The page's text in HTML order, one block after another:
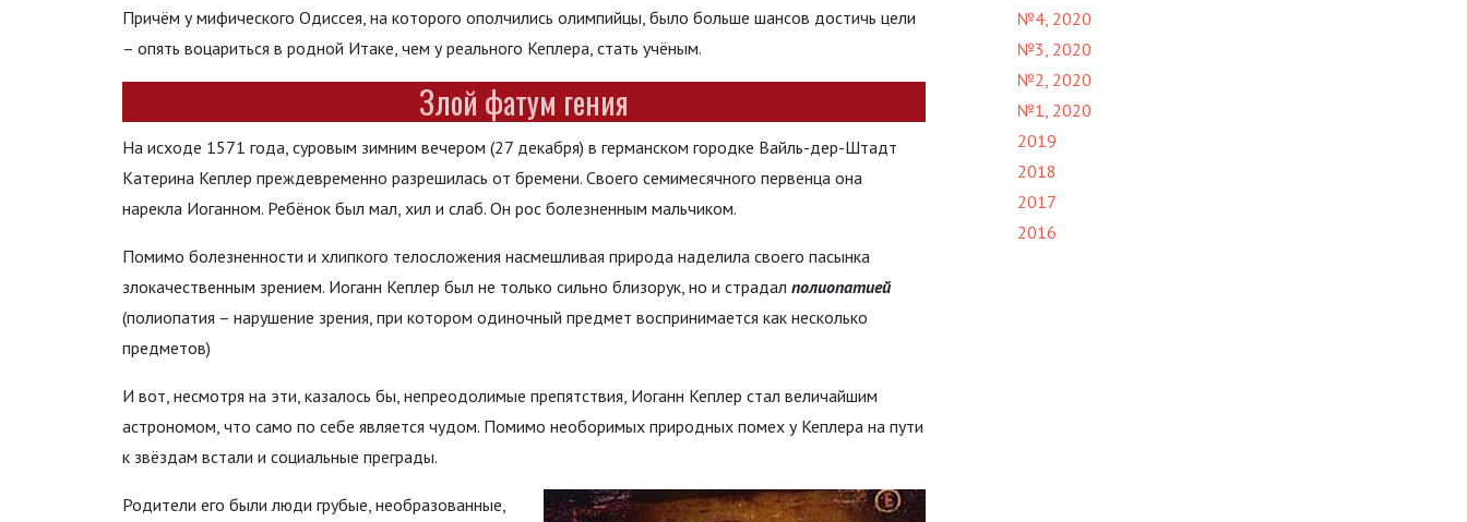
Причём у мифического Одиссея, на которого ополчились олимпийцы, было больше шансов достичь цели
– опять воцариться в родной Итаке, чем у реального Кеплера, стать учёным.
Злой фатум гения
На исходе 1571 года, суровым зимним вечером (27 декабря) в германском городке Вайль-дер-Штадт
Катерина Кеплер преждевременно разрешилась от бремени. Своего семимесячного первенца она
нарекла Иоганном. Ребёнок был мал, хил и слаб. Он рос болезненным мальчиком.
Помимо болезненности и хлипкого телосложения насмешливая природа наделила своего пасынка
злокачественным зрением. Иоганн Кеплер был не только сильно близорук, но и страдал полиопатией
(полиопатия – нарушение зрения, при котором одиночный предмет воспринимается как несколько
предметов)
И вот, несмотря на эти, казалось бы, непреодолимые препятствия, Иоганн Кеплер стал величайшим
астрономом, что само по себе является чудом. Помимо необоримых природных помех у Кеплера на пути
к звёздам встали и социальные преграды.
Родители его были люди грубые, необразованные,
№4, 2020
№3, 2020
№2, 2020
№1, 2020
2019
2018
2017
2016